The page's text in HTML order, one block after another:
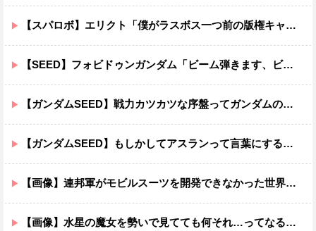
【スパロボ】エリクト「僕がラスボス一つ前の版権キャラ最後の敵ってちょっと荷が重すぎない？」
【SEED】フォビドゥンガンダム「ビーム弾きます、ビーム曲げられます、空飛びます」←二世代目でこれ出来るのおかしいだろ
【ガンダムSEED】戦力カツカツな序盤ってガンダムの中だと割と珍しい気がする
【ガンダムSEED】もしかしてアスランって言葉にするのが下手なだけでめっちゃいい人なのでは？
【画像】連邦軍がモビルスーツを開発できなかった世界線のガンダムｗｗｗｗｗｗｗ
【画像】水星の魔女を勢いで見てても何それ…ってなる部分ｗｗｗｗｗｗｗｗ